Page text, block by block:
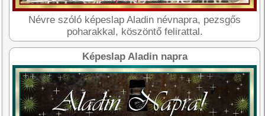
Névre szóló képeslap Aladin névnapra, pezsgős
poharakkal, köszöntő felirattal.
Képeslap Aladin napra